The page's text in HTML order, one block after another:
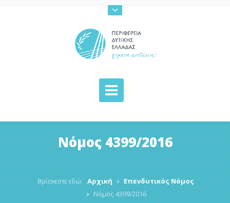
Νόμος 4399/2016
Βρίσκεστε εδώ: Αρχική
Επενδυτικός Νόμος
Νόμος 4399/2016